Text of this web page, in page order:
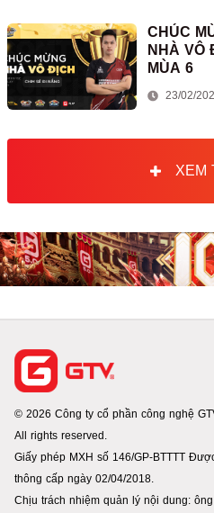
CHÚC
NHÀ VÔ
MÙA 6
23/02/
XEM
© 2026 Công ty cổ phần công nghệ
All rights reserved.
Giấy phép MXH số 146/GP-BTTTT
thông cấp ngày 02/04/2018.
Chịu trách nhiệm quản lý nội dung: